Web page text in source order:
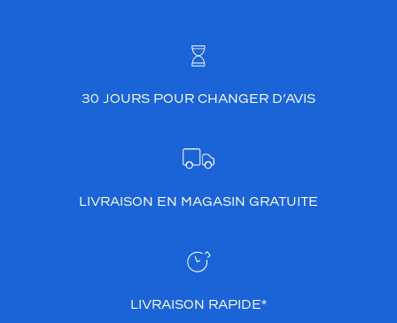
30 JOURS POUR CHANGER D’AVIS
LIVRAISON EN MAGASIN GRATUITE
LIVRAISON RAPIDE*